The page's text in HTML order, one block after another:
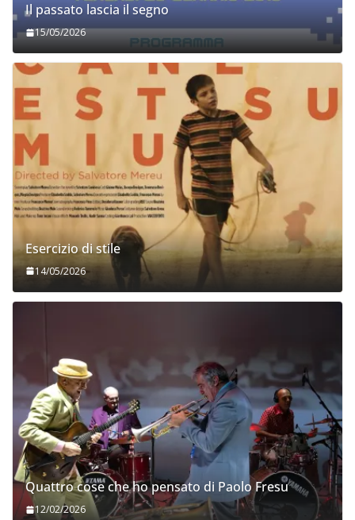
Il passato lascia il segno
15/05/2026
Esercizio di stile
14/05/2026
Quattro cose che ho pensato di Paolo Fresu
12/02/2026